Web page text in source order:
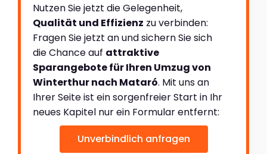
Nutzen Sie jetzt die Gelegenheit,
Qualität und Effizienz zu verbinden:
Fragen Sie jetzt an und sichern Sie sich
die Chance auf attraktive
Sparangebote für Ihren Umzug von
Winterthur nach Mataró. Mit uns an
Ihrer Seite ist ein sorgenfreier Start in Ihr
neues Kapitel nur ein Formular entfernt:
Unverbindlich anfragen